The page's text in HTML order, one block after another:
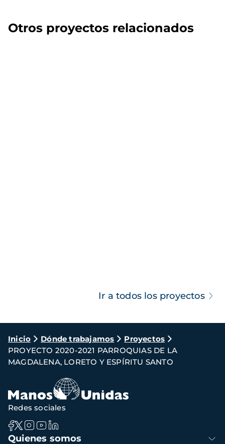
Otros proyectos relacionados
Ir a todos los proyectos
Ruta
de
navegación
Inicio Dónde trabajamos
Proyectos
PROYECTO 2020-2021 PARROQUIAS DE LA
MAGDALENA, LORETO Y ESPÍRITU SANTO
Navegación
Quienes somos
Redes sociales